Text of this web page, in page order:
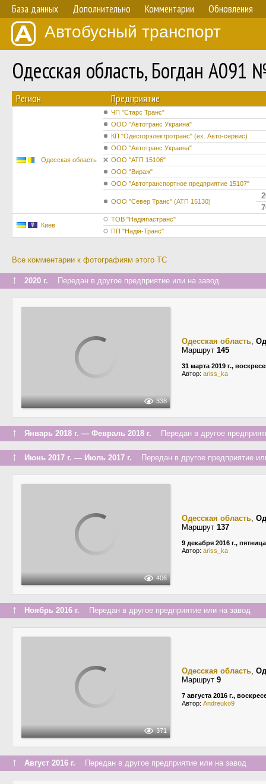
База данных Дополнительно Комментарии Обновления
Автобусный транспорт
Одесская область, Богдан А091
Регион Предприятие
Одесская область
ЧП "Старс Транс"
ООО "Автотранс Украина"
КП "Одесгорэлектротранс" (ех. Авто-сервис)
ООО "Автотранс Украина"
ООО "АТП 15106"
ООО "Вираж"
ООО "Автотранспортное предприятие 15107"
ООО "Север Транс" (АТП 15130)
Киев
ТОВ "Надіяпастранс"
ПП "Надія-Транс"
Все комментарии к фотографиям этого ТС
↑ 2020 г. Передан в другое предприятие или на завод
338
Одесская область,
Маршрут 145
31 марта 2019 г.,
Автор: ariss_ka
↑ Январь 2018 г. — Февраль 2018 г. Передан в другое
↑ Июнь 2017 г. — Июль 2017 г. Передан в другое предприятие
406
Одесская область,
Маршрут 137
9 декабря 2016 г., пятница
Автор: ariss_ka
↑ Ноябрь 2016 г. Передан в другое предприятие или на завод
371
Одесская область,
Маршрут 9
7 августа 2016 г.,
Автор: Andreuko9
↑ Август 2016 г. Передан в другое предприятие или на завод